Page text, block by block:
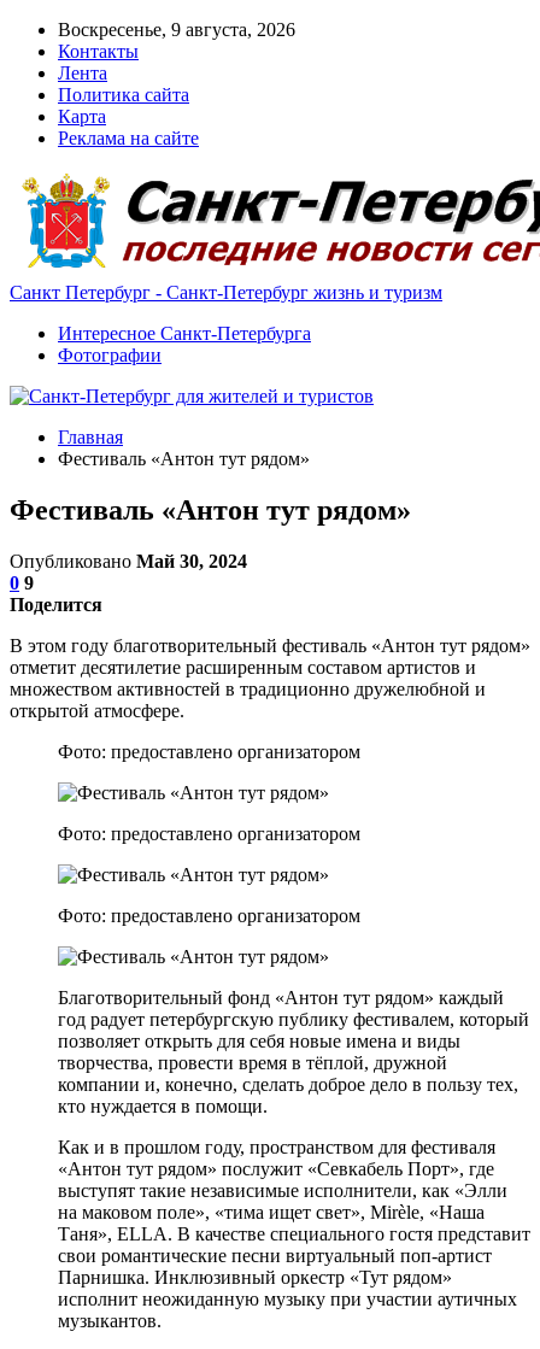
Воскресенье, 9 августа, 2026
Контакты
Лента
Политика сайта
Карта
Реклама на сайте
Санкт Петербург - Санкт-Петербург жизнь и туризм
Интересное Санкт-Петербурга
Фотографии
Главная
Фестиваль «Антон тут рядом»
Фестиваль «Антон тут рядом»
Опубликовано Май 30, 2024
0 9
Поделится
В этом году благотворительный фестиваль «Антон тут рядом»
отметит десятилетие расширенным составом артистов и
множеством активностей в традиционно дружелюбной и
открытой атмосфере.
Фото: предоставлено организатором
Фото: предоставлено организатором
Фото: предоставлено организатором
Благотворительный фонд «Антон тут рядом» каждый
год радует петербургскую публику фестивалем, который
позволяет открыть для себя новые имена и виды
творчества, провести время в тёплой, дружной
компании и, конечно, сделать доброе дело в пользу тех,
кто нуждается в помощи.
Как и в прошлом году, пространством для фестиваля
«Антон тут рядом» послужит «Севкабель Порт», где
выступят такие независимые исполнители, как «Элли
на маковом поле», «тима ищет свет», Mirèle, «Наша
Таня», ELLA. В качестве специального гостя представит
свои романтические песни виртуальный поп-артист
Парнишка. Инклюзивный оркестр «Тут рядом»
исполнит неожиданную музыку при участии аутичных
музыкантов.